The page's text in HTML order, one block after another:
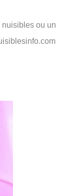
nuisibles ou un